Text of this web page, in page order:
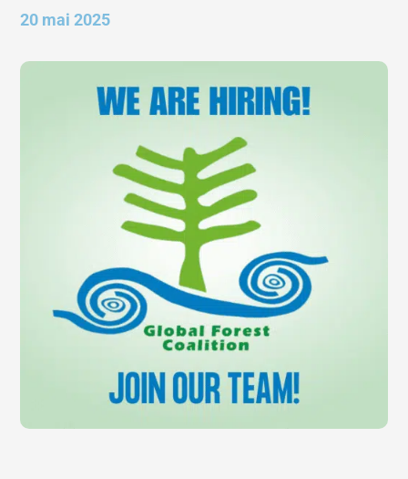
20 mai 2025